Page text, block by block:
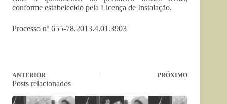
conforme estabelecido pela Licença de Instalação.
Processo nº 655-78.2013.4.01.3903
ANTERIOR PRÓXIMO
Posts relacionados